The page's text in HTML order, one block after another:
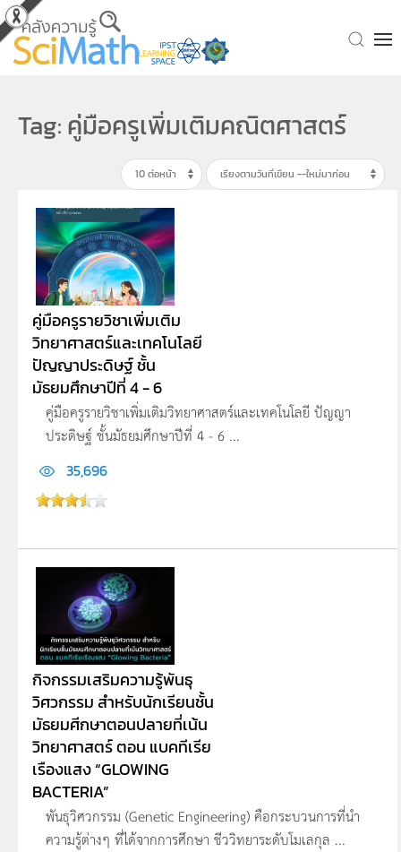
Skip to main content
Tag: คู่มือครูเพิ่มเติมคณิตศาสตร์
คู่มือครูรายวิชาเพิ่มเติม
วิทยาศาสตร์และเทคโนโลยี
ปัญญาประดิษฐ์ ชั้น
มัธยมศึกษาปีที่ 4 - 6
คู่มือครูรายวิชาเพิ่มเติมวิทยาศาสตร์และเทคโนโลยี ปัญญา
ประดิษฐ์ ชั้นมัธยมศึกษาปีที่ 4 - 6 ...
35,696
กิจกรรมเสริมความรู้พันธุ
วิศวกรรม สำหรับนักเรียนชั้น
มัธยมศีกษาตอนปลายที่เน้น
วิทยาศาสตร์ ตอน แบคทีเรีย
เรืองแสง “GLOWING
BACTERIA”
พันธุวิศวกรรม (Genetic Engineering) คือกระบวนการที่นำ
ความรู้ต่างๆ ที่ได้จากการศึกษา ชีววิทยาระดับโมเลกุล ...